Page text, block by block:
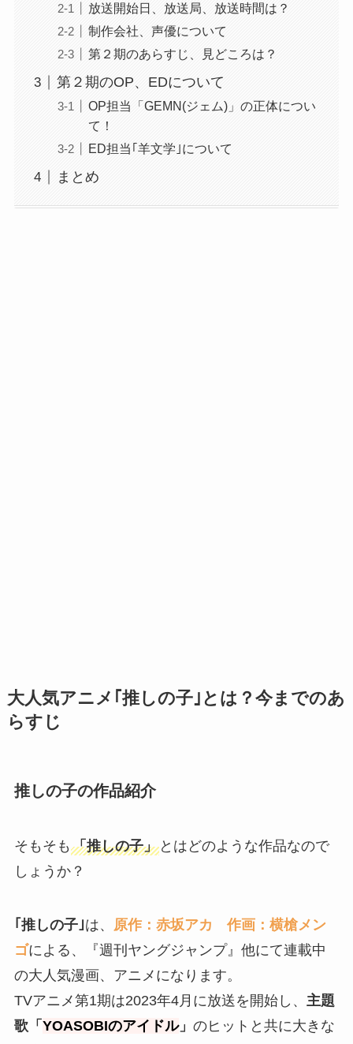
放送開始日、放送局、放送時間は？
制作会社、声優について
第２期のあらすじ、見どころは？
第２期のOP、EDについて
OP担当「GEMN(ジェム)」の正体につい
て！
ED担当｢羊文学｣について
まとめ
大人気アニメ｢推しの子｣とは？今までのあ
らすじ
推しの子の作品紹介
そもそも 「推しの子」とはどのような作品なので
しょうか？
｢推しの子｣は、
原作：赤坂アカ 作画：横槍メン
ゴによる、『週刊ヤングジャンプ』他にて連載中
の大人気漫画、アニメになります。
TVアニメ第1期は2023年4月に放送を開始し、 主題
歌「 YOASOBIのアイドル」 のヒットと共に大きな